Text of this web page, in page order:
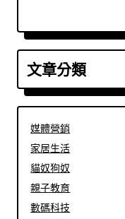
文章分類
媒體營銷
家居生活
貓奴狗奴
親子教育
數碼科技